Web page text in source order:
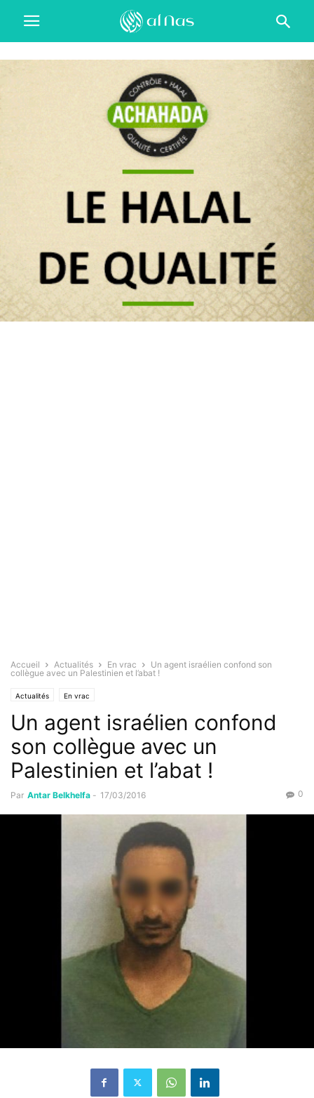
Accueil Actualités En vrac
Un agent israélien confond son
collègue avec un Palestinien et l’abat !
Actualités En vrac
Un agent israélien confond
son collègue avec un
Palestinien et l’abat !
Par Antar Belkhelfa - 17/03/2016 0